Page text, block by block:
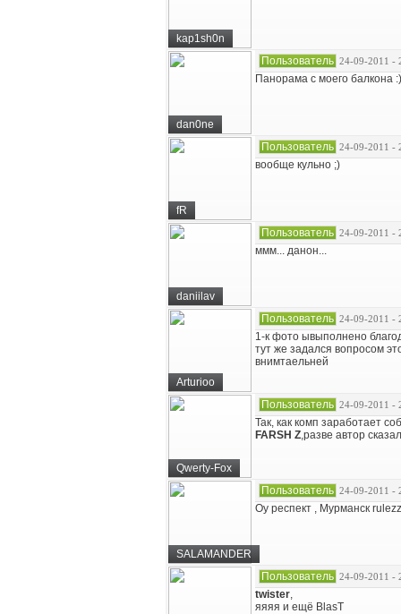
kap1sh0n
dan0ne
Пользователь 24-09-2011 -
Панорама с моего балкона :)
fR
Пользователь 24-09-2011 -
вообще кульно ;)
daniilav
Пользователь 24-09-2011 -
ммм... данон...
Arturioo
Пользователь 24-09-2011 -
1-к фото ывыполнено
тут же задался вопросом
внимтаельней
Qwerty-Fox
Пользователь 24-09-2011 -
Так, как комп заработает
FARSH Z,разве автор
SALAMANDER
Пользователь 24-09-2011 -
Оу респект , Мурманск
Пользователь 24-09-2011 -
twister,
яяяя и ещё BlasT